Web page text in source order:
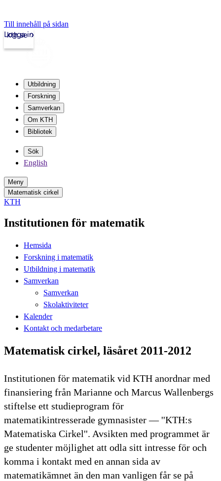
Till innehåll på sidan
kth.se
Logga in
Utbildning
Forskning
Samverkan
Om KTH
Bibliotek
Sök
English
Meny
Matematisk cirkel
KTH
Institutionen för matematik
Hemsida
Forskning i matematik
Utbildning i matematik
Samverkan
Samverkan
Skolaktiviteter
Kalender
Kontakt och medarbetare
Matematisk cirkel, läsåret 2011-2012
Institutionen för matematik vid KTH anordnar med
finansiering från Marianne och Marcus Wallenbergs
stiftelse ett studieprogram för
matematikintresserade gymnasister — ''KTH:s
Matematiska Cirkel''. Avsikten med programmet är
ge studenter möjlighet att odla sitt intresse för och
komma i kontakt med en annan sida av
matematikämnet än den man vanligen får se på